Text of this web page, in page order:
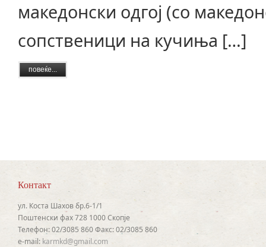
македонски одгој (со
сопственици на кучиња […]
повеќе...
Контакт
ул. Коста Шахов бр.6-1/1
Поштенски фах 728 1000 Скопје
Телефон: 02/3085 860 Факс: 02/3085 860
e-mail: karmkd@gmail.com